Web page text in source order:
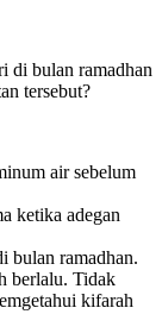
di bulan ramadhan
tersebut?
air sebelum
ketika adegan
bulan ramadhan.
berlalu. Tidak
kifarah